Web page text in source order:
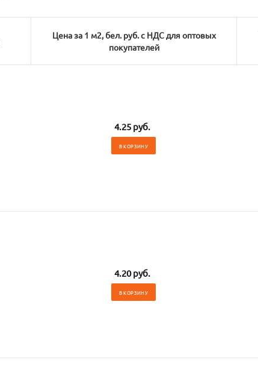
Цена за 1 м2, бел. руб. с НДС для оптовых
покупателей
4.25 руб.
В КОРЗИНУ
4.20 руб.
В КОРЗИНУ